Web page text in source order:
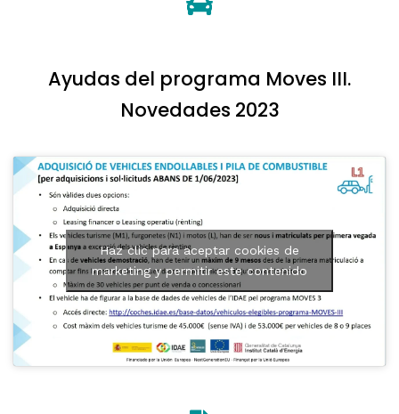
Ayudas del programa Moves III.
Novedades 2023
Haz clic para aceptar cookies de
marketing y permitir este contenido